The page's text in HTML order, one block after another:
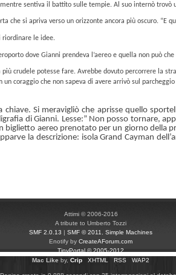
sentiva il battito sulle tempie. Al suo internò
che si apriva verso un orizzonte ancora più oscuro. “E
riordinare le idee.
dove Gianni prendeva l’aereo e quella non può
crudele potesse fare. Avrebbe dovuto percorrere la
coraggio che non sapeva di avere arrivò sul
Si meravigliò che aprisse quello
di Gianni. Lesse:” Non posso tornare,
biglietto aereo prenotato per un giorno della
la descrizione: isola Grand Cayman
Attimi © 2006-2016
A tribute to Umberto Tozzi
SMF 2.0.13 | SMF © 2011
Simple Machines
Enotify by CreateAForum.com
TinyPortal © 2005-2012
Mac Like by, Crip XHTML RSS WAP2